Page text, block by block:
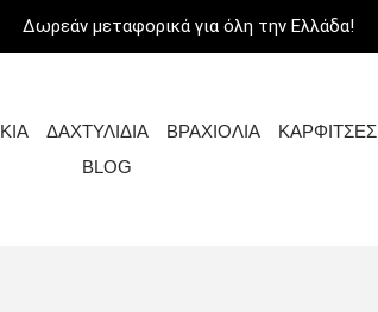
Δωρεάν μεταφορικά για όλη την Ελλάδα!
ΔΑΧΤΥΛΙΔΙΑ ΒΡΑΧΙΟΛΙΑ ΚΑΡΦΙΤΣΕΣ
BLOG